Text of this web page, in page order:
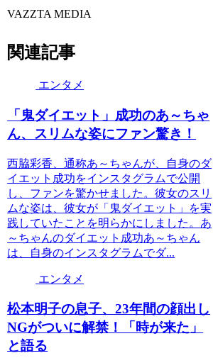
VAZZTA MEDIA
関連記事
エンタメ
「鬼ダイエット」成功のあ～ちゃ
ん、スリムな姿にファン驚き！
西脇彩香、通称あ～ちゃんが、自身のダ
イエット成功をインスタグラムで公開
し、ファンを驚かせました。彼女のスリ
ムな姿は、彼女が「鬼ダイエット」を実
践していたことを明らかにしました。あ
～ちゃんのダイエット成功あ～ちゃん
は、自身のインスタグラムでダ...
エンタメ
松本明子の息子、23年間の顔出し
NGがついに解禁！「時が来た」
と語る